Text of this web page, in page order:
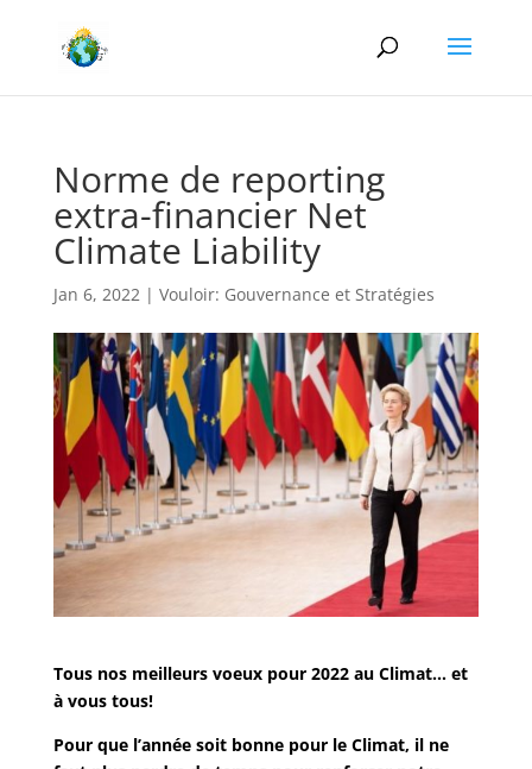
Norme de reporting
extra-financier Net
Climate Liability
Jan 6, 2022| Vouloir: Gouvernance et Stratégies
Tous nos meilleurs voeux pour 2022 au Climat… et
à vous tous!
Pour que l’année soit bonne pour le Climat, il ne